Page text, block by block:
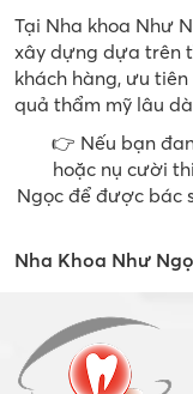
Tại Nha khoa Như
xây dựng dựa trên
khách hàng, ưu
quả thẩm mỹ lâu
👉 Nếu bạn
hoặc nụ cười
Ngọc để được bác
Nha Khoa Như